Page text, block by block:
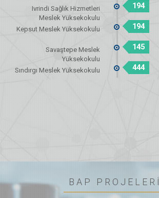
194
Ivrindi Sağlık Hizmetleri
Meslek Yüksekokulu
194
Kepsut Meslek Yüksekokulu
145
Savaştepe Meslek
Yüksekokulu
444
Sındırgı Meslek Yüksekokulu
BAP PROJELERİ